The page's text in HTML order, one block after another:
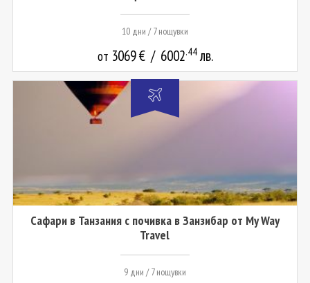
10 дни / 7 нощувки
от 3069€ / 6002.44 лв.
Сафари в Танзания с почивка в Занзибар от My Way
Travel
9 дни / 7 нощувки